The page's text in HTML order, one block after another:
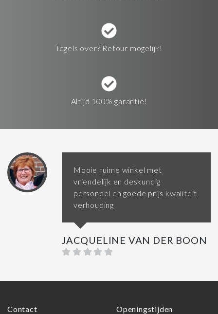
Tegels over? Retour mogelijk!
Altijd 100% garantie!
Mooie ruime winkel met
vriendelijk en deskundig
personeel en goede prijs kwaliteit
verhouding
JACQUELINE VAN DER BOON
Contact Openingstijden